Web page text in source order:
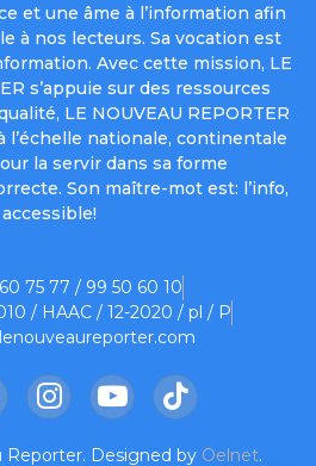
et une âme à l’information afin
à nos lecteurs. Sa vocation est
Avec cette mission, LE
s’appuie sur des ressources
LE NOUVEAU REPORTER
l’échelle nationale, continentale
la servir dans sa forme
Son maître-mot est: l’info,
accessible!
75 77 / 99 50 60 10
/ HAAC / 12-2020 / pl / P
InstagramYouTubeTikTok
Designed by Oelnet.